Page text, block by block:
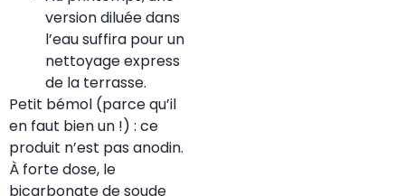
version diluée dans
l’eau suffira pour un
nettoyage express
de la terrasse.
Petit bémol (parce qu’il
en faut bien un !) : ce
produit n’est pas anodin.
À forte dose, le
bicarbonate de soude